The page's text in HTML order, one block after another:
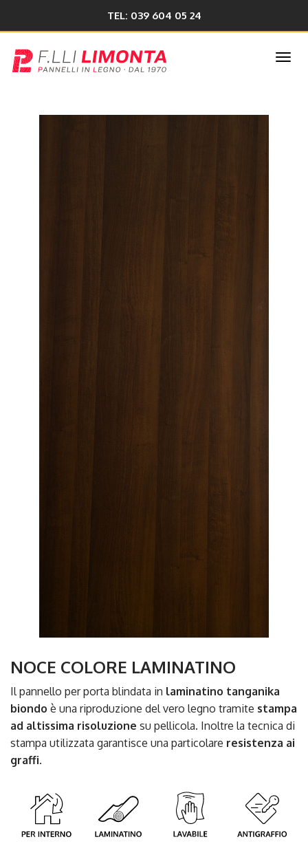
TEL: 039 604 05 24
NOCE COLORE LAMINATINO
Il pannello per porta blindata in laminatino tanganika
biondo è una riproduzione del vero legno tramite stampa
ad altissima risoluzione su pellicola. Inoltre la tecnica di
stampa utilizzata garantisce una particolare resistenza ai
graffi.